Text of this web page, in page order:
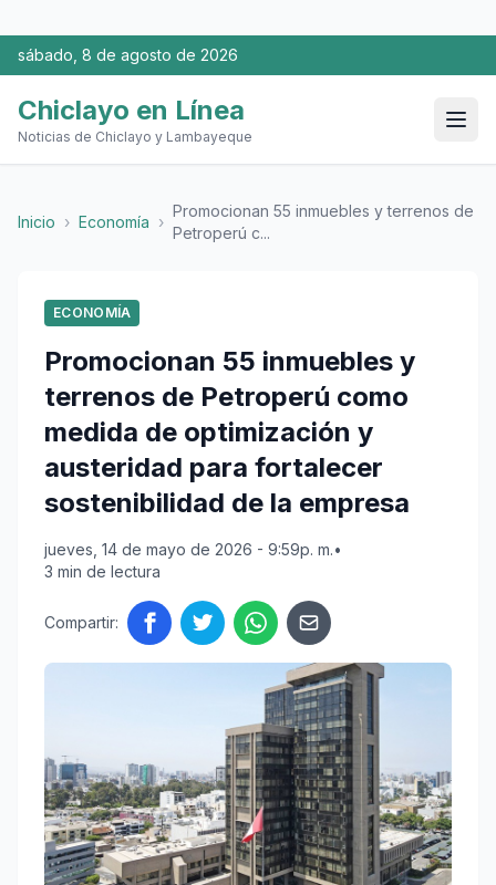
sábado, 8 de agosto de 2026
Chiclayo en Línea
Noticias de Chiclayo y Lambayeque
Inicio › Economía ›
Promocionan 55 inmuebles y terrenos de
Petroperú c...
ECONOMÍA
Promocionan 55 inmuebles y
terrenos de Petroperú como
medida de optimización y
austeridad para fortalecer
sostenibilidad de la empresa
jueves, 14 de mayo de 2026 - 9:59p. m.•
3 min de lectura
Compartir: